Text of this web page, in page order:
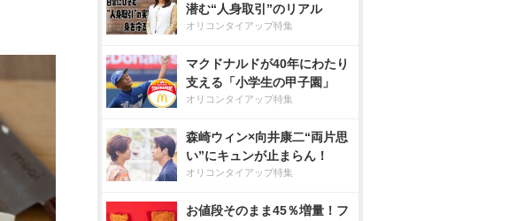
潜む“人身取引”のリアル
オリコンタイアップ特集
マクドナルドが40年にわたり
支える「小学生の甲子園」
オリコンタイアップ特集
森崎ウィン×向井康二“両片思
い”にキュンが止まらん！
オリコンタイアップ特集
お値段そのまま45％増量！フ